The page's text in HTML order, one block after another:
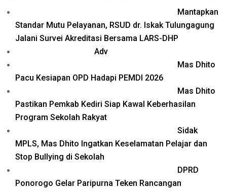
Mantapkan
Standar Mutu Pelayanan, RSUD dr. Iskak Tulungagung
Jalani Survei Akreditasi Bersama LARS-DHP
Adv
Mas Dhito
Pacu Kesiapan OPD Hadapi PEMDI 2026
Mas Dhito
Pastikan Pemkab Kediri Siap Kawal Keberhasilan
Program Sekolah Rakyat
Sidak
MPLS, Mas Dhito Ingatkan Keselamatan Pelajar dan
Stop Bullying di Sekolah
DPRD
Ponorogo Gelar Paripurna Teken Rancangan